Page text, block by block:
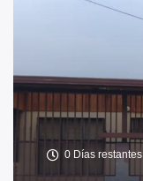
0 Días restantes